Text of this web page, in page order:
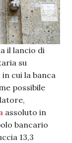
il lancio di
su
cui la banca
possibile
assoluto in
bancario
13,3